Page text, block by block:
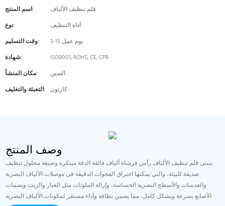
اسم المنتج:
قلم تنظيف الألياف
نوع:
أداة التنظيف
وقت التسليم:
3-15 يوم عمل
شهادة:
ISO9001, ROHS, CE, CPR
مكان المنشأ:
الصين
التعبئة والتغليف: كارتون
وصف المنتج
يتبنى قلم تنظيف الألياف رأس فرشاة ألياف فائقة الدقة مبتكرة وصيغة محلول تنظيف
صديقة للبيئة، والتي يمكنها اختراق الفجوات الدقيقة في موصلات الألياف البصرية
والعدسات والأسطح البصرية الحساسة، وإزالة الملوثات مثل الغبار والزيت وبصمات
الأصابع بسرعة وبشكل كامل، مما يضمن نظافة وأداء مستقر لمكونات الألياف البصرية.